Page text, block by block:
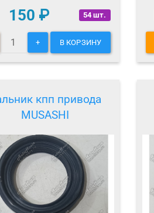
54 шт.
150 ₽
+ В КОРЗИНУ
кпп привода
MUSASHI